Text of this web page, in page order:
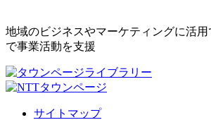
地域のビジネスやマーケティングに活
で事業活動を支援
サイトマップ